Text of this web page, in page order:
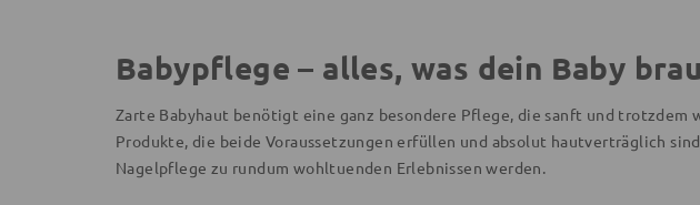
Babypflege – alles, was dein Baby
Zarte Babyhaut benötigt eine ganz besondere Pflege, die sanft und
Produkte, die beide Voraussetzungen erfüllen und absolut hautverträglich
Nagelpflege zu rundum wohltuenden Erlebnissen werden.